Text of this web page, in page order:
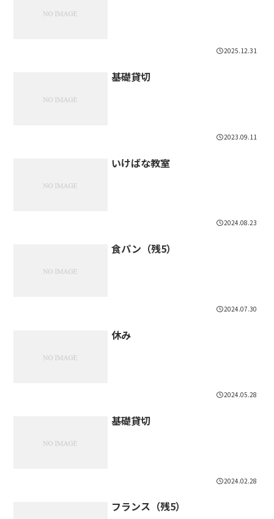
2025.12.31
基礎貸切
2023.09.11
いけばな教室
2024.08.23
食パン（残5）
2024.07.30
休み
2024.05.28
基礎貸切
2024.02.28
フランス（残5）